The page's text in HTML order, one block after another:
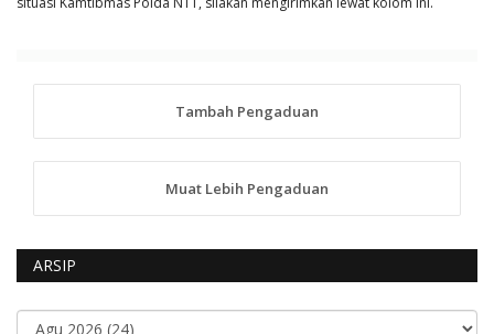
Tambah Pengaduan
Muat Lebih Pengaduan
ARSIP